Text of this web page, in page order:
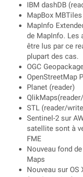
IBM dashDB
MapBox
MapInfo
de MapInfo. Les
être lus par ce
plupart des cas.
OGC
OpenStreetMap
Planet (reader)
STL (reader/
Sentinel-2 sur
satellite sont à
FME
Nouveau fond
Maps
Nouveau sur OS